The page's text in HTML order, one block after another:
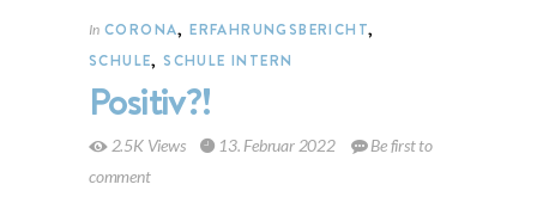
In CORONA,ERFAHRUNGSBERICHT,
SCHULE,SCHULE INTERN
Positiv?!
2.5K Views 13. Februar 2022
Be first to
comment